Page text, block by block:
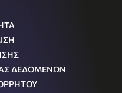
ΔΕΔΟΜΕΝΩΝ